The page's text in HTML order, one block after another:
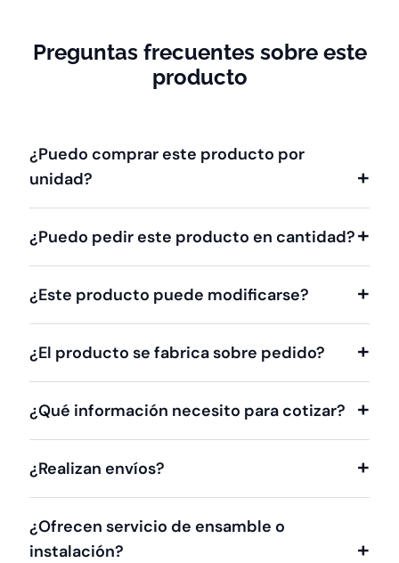
Preguntas frecuentes sobre este
producto
¿Puedo comprar este producto por
unidad?
¿Puedo pedir este producto en cantidad?
¿Este producto puede modificarse?
¿El producto se fabrica sobre pedido?
¿Qué información necesito para cotizar?
¿Realizan envíos?
¿Ofrecen servicio de ensamble o
instalación?